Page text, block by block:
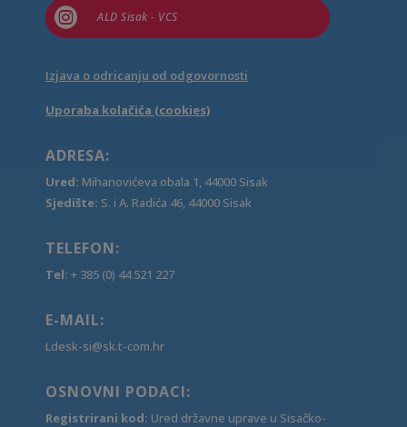
 ALD Sisak - VCS
Izjava o odricanju od odgovornosti
Uporaba kolačića (cookies)
ADRESA:
Ured: Mihanovićeva obala 1, 44000 Sisak
Sjedište: S. i A. Radića 46, 44000 Sisak
TELEFON:
Tel: + 385 (0) 44 521 227
E-MAIL:
Ldesk-si@sk.t-com.hr
OSNOVNI PODACI:
Registrirani kod: Ured državne uprave u Sisačko-